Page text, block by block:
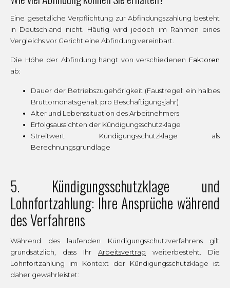
Eine gesetzliche Verpflichtung zur Abfindungszahlung besteht
in Deutschland nicht. Häufig wird jedoch im Rahmen eines
Vergleichs vor Gericht eine Abfindung vereinbart.
Die Höhe der Abfindung hängt von verschiedenen Faktoren
ab:
Dauer der Betriebszugehörigkeit (Faustregel: ein halbes
Bruttomonatsgehalt pro Beschäftigungsjahr)
Alter und Lebenssituation des Arbeitnehmers
Erfolgsaussichten der Kündigungsschutzklage
Streitwert Kündigungsschutzklage als
Berechnungsgrundlage
5. Kündigungsschutzklage und
Lohnfortzahlung: Ihre Ansprüche während
des Verfahrens
Während des laufenden Kündigungsschutzverfahrens gilt
grundsätzlich, dass Ihr Arbeitsvertrag weiterbesteht. Die
Lohnfortzahlung im Kontext der Kündigungsschutzklage ist
daher gewährleistet: